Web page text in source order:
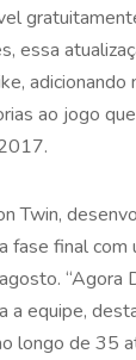
essa
adicionando
ao jogo
Twin,
fase final
“Agora
a equipe,
longo de 35